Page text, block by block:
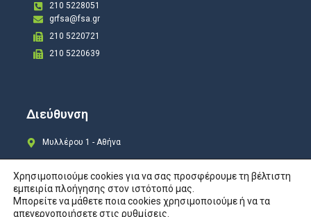
210 5228051
grfsa@fsa.gr
210 5220721
210 5220639
Διεύθυνση
Μυλλέρου 1 - Αθήνα
Copyright © 2024 All rights Reserved. Design byCOSMOTE New Site4U
Χρησιμοποιούμε cookies για να σας προσφέρουμε τη βέλτιστη
εμπειρία πλοήγησης στον ιστότοπό μας.
Μπορείτε να μάθετε ποια cookies χρησιμοποιούμε ή να τα
απενεργοποιήσετε στις ρυθμίσεις